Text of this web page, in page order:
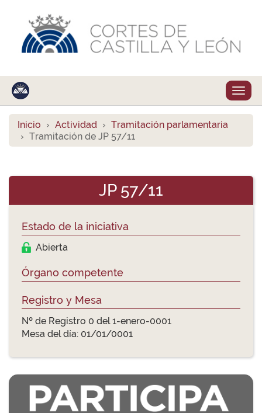
Inicio Actividad
Tramitación parlamentaria
Tramitación de JP 57/11
JP 57/11
Estado de la iniciativa
Abierta
Órgano competente
Registro y Mesa
Nº de Registro 0 del 1-enero-0001
Mesa del día: 01/01/0001